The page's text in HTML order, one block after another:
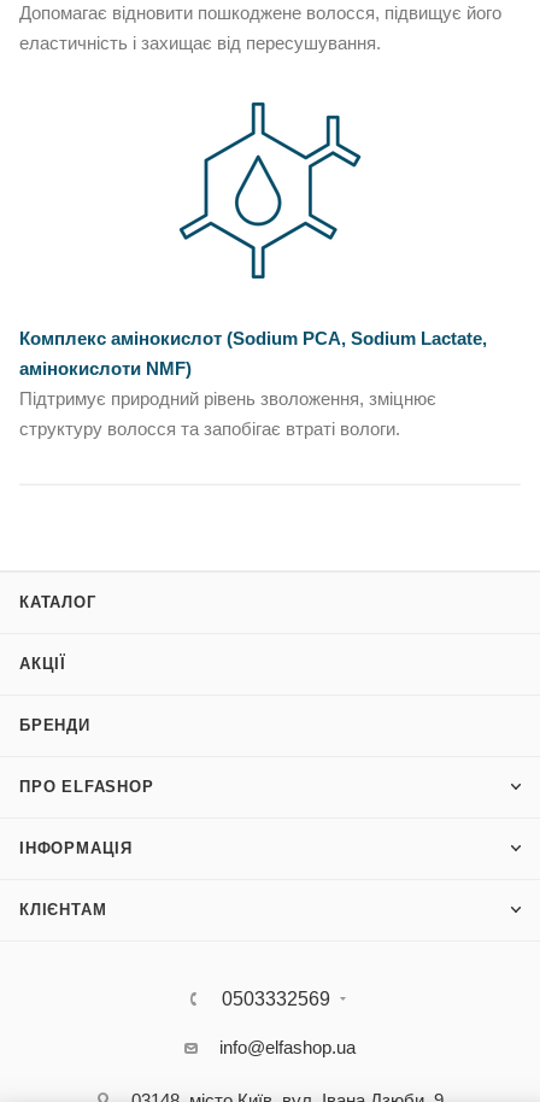
Допомагає відновити пошкоджене волосся, підвищує його
еластичність і захищає від пересушування.
Комплекс амінокислот (Sodium PCA, Sodium Lactate,
амінокислоти NMF)
Підтримує природний рівень зволоження, зміцнює
структуру волосся та запобігає втраті вологи.
КАТАЛОГ
АКЦІЇ
БРЕНДИ
ПРО ELFASHOP
ІНФОРМАЦІЯ
КЛІЄНТАМ
0503332569
info@elfashop.ua